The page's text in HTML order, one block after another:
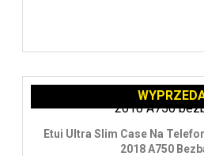
Etui Ultra Slim Case Na
2018 A750